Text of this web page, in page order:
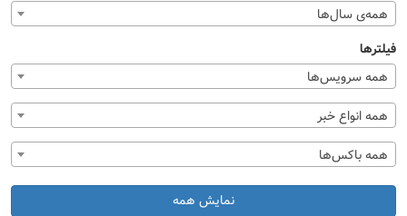
همه‌ی سال‌ها
فیلترها
همه سرویس‌ها
همه انواع خبر
همه باکس‌ها
نمایش همه